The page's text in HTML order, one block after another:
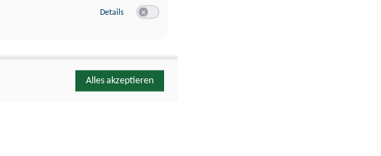
Details zu YouTube
Alles akzeptieren